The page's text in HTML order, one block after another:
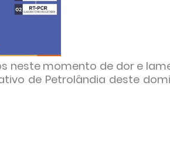
neste momento de dor e
de Petrolândia deste